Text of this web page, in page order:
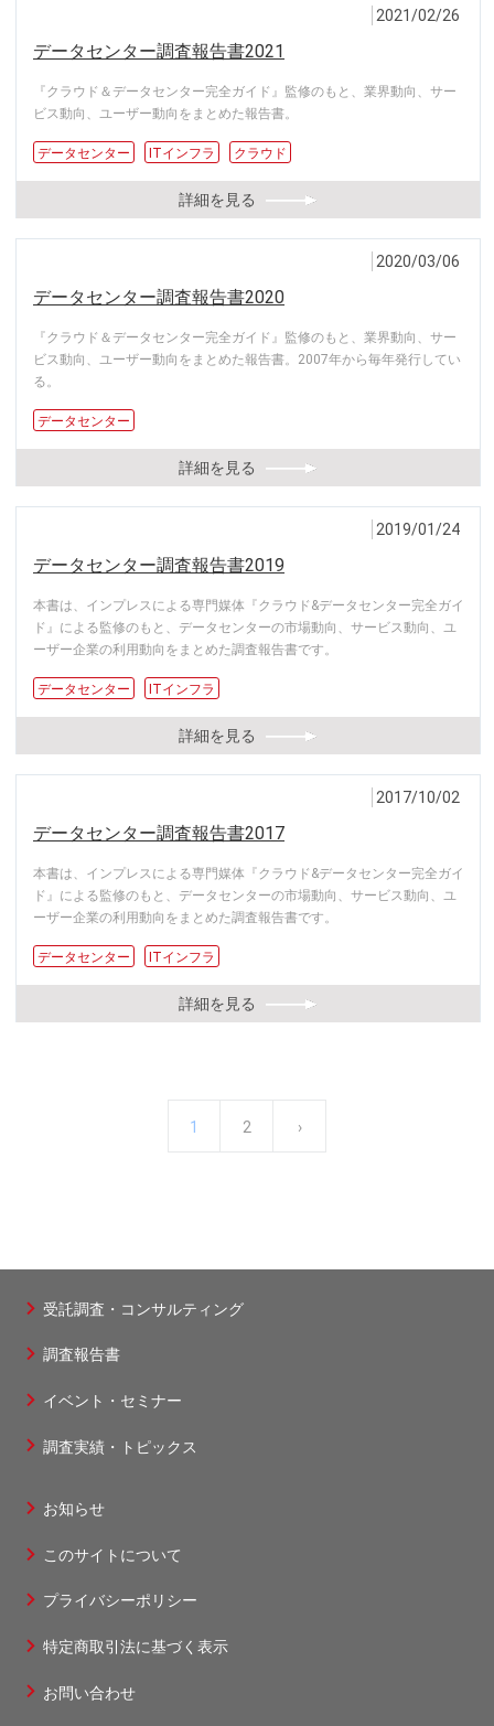
2021/02/26
データセンター調査報告書2021
『クラウド＆データセンター完全ガイド』監修のもと、業界動向、サー
ビス動向、ユーザー動向をまとめた報告書。
データセンター ITインフラ クラウド
詳細を見る
2020/03/06
データセンター調査報告書2020
『クラウド＆データセンター完全ガイド』監修のもと、業界動向、サー
ビス動向、ユーザー動向をまとめた報告書。2007年から毎年発行してい
る。
データセンター
詳細を見る
2019/01/24
データセンター調査報告書2019
本書は、インプレスによる専門媒体『クラウド&データセンター完全ガイ
ド』による監修のもと、データセンターの市場動向、サービス動向、ユ
ーザー企業の利用動向をまとめた調査報告書です。
データセンター ITインフラ
詳細を見る
2017/10/02
データセンター調査報告書2017
本書は、インプレスによる専門媒体『クラウド&データセンター完全ガイ
ド』による監修のもと、データセンターの市場動向、サービス動向、ユ
ーザー企業の利用動向をまとめた調査報告書です。
データセンター ITインフラ
詳細を見る
カ
ジ
1 ペ
2 次
›
ッ
タ
1
受託調査・コンサルティング
調査報告書
イベント・セミナー
調査実績・トピックス
ッ
タ
2
お知らせ
このサイトについて
プライバシーポリシー
特定商取引法に基づく表示
お問い合わせ